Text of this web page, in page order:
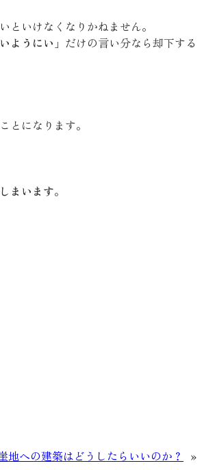
いけなくなりかねません。
ようにい」 だけの言い分なら却下する
ことになります。
まいます。
地への建築はどうしたらいいのか？ »